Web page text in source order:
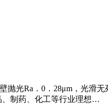
光Ra．0．28μm，光滑
、制药、化工等行业理想…